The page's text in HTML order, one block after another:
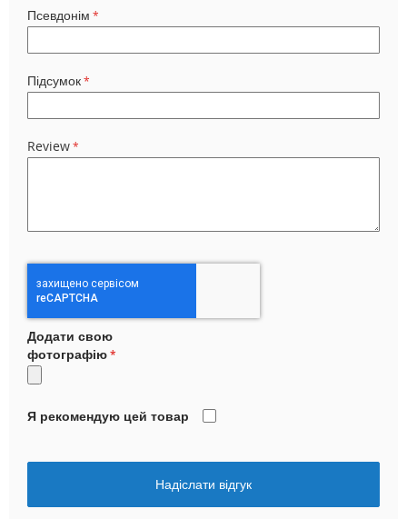
Псевдонім
Підсумок
Review
Додати свою
фотографію
Я рекомендую цей товар
Надіслати відгук